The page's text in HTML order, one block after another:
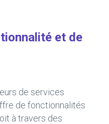
et de
de services
de fonctionnalités
à travers des